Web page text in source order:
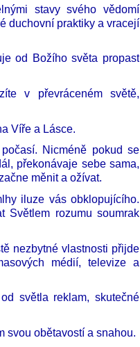
stavy svého vědomí
duchovní praktiky a vracejí
od Božího světa propast
v převráceném světě,
Víře a Lásce.
Nicméně pokud se
překonávaje sebe sama,
měnit a ožívat.
iluze vás obklopujícího.
Světlem rozumu soumrak
nezbytné vlastnosti přijde
médií, televize a
světla reklam, skutečné
svou obětavostí a snahou.